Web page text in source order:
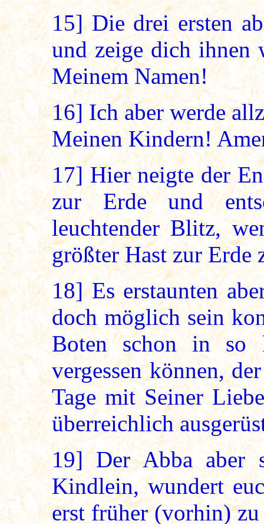
15]Die drei ersten
und zeige dich ihnen
Meinem Namen!
16]Ich aber werde
Meinen Kindern!
17] Hier neigte der
zur Erde und
leuchtender Blitz,
größter Hast zur Erde
18]Es erstaunten
doch möglich sein
Boten schon in so
vergessen können,
Tage mit Seiner
überreichlich
19] Der Abba aber
Kindlein, wundert
erst früher (vorhin)